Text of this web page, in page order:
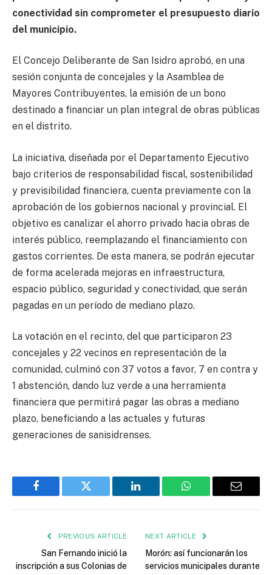
conectividad sin comprometer el presupuesto diario
del municipio.
El Concejo Deliberante de San Isidro aprobó, en una
sesión conjunta de concejales y la Asamblea de
Mayores Contribuyentes, la emisión de un bono
destinado a financiar un plan integral de obras públicas
en el distrito.
La iniciativa, diseñada por el Departamento Ejecutivo
bajo criterios de responsabilidad fiscal, sostenibilidad
y previsibilidad financiera, cuenta previamente con la
aprobación de los gobiernos nacional y provincial. El
objetivo es canalizar el ahorro privado hacia obras de
interés público, reemplazando el financiamiento con
gastos corrientes. De esta manera, se podrán ejecutar
de forma acelerada mejoras en infraestructura,
espacio público, seguridad y conectividad, que serán
pagadas en un período de mediano plazo.
La votación en el recinto, del que participaron 23
concejales y 22 vecinos en representación de la
comunidad, culminó con 37 votos a favor, 7 en contra y
1 abstención, dando luz verde a una herramienta
financiera que permitirá pagar las obras a mediano
plazo, beneficiando a las actuales y futuras
generaciones de sanisidrenses.
Facebook Twitter LinkedIn WhatsApp Email
PREVIOUS ARTICLE
San Fernando inició la
inscripción a sus Colonias de
NEXT ARTICLE
Morón: así funcionarán los
servicios municipales durante